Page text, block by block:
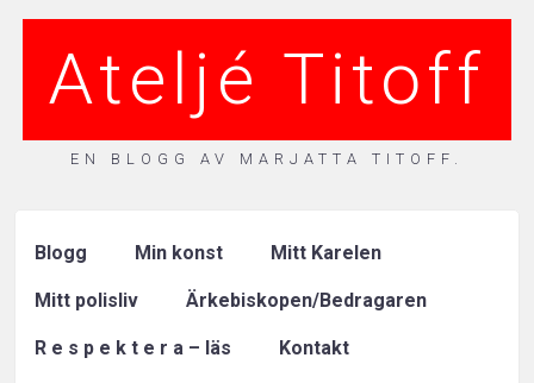
Ateljé Titoff
EN BLOGG AV MARJATTA TITOFF.
Blogg Min konst Mitt Karelen
Mitt polisliv Ärkebiskopen/Bedragaren
R e s p e k t e r a – läs Kontakt